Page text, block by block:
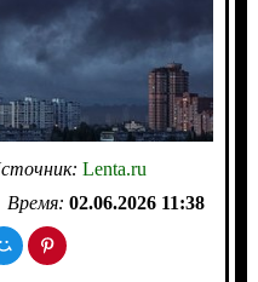
Lenta.ru
Время: 02.06.2026 11:38